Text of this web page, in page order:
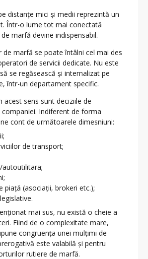
distanțe mici și medii reprezintă un
Într-o lume tot mai conectată
marfă devine indispensabil.
de marfă se poate întâlni cel mai des
de servicii dedicate. Nu este
se regăsească și internalizat pe
într-un departament specific.
acest sens sunt deciziile de
Indiferent de forma
cont de următoarele dimesniuni:
de transport;
piață (asociații, brokeri etc.);
mai sus, nu există o cheie a
Fiind de o complexitate mare,
congruența unei mulțimi de
este valabilă și pentru
rutiere de marfă.